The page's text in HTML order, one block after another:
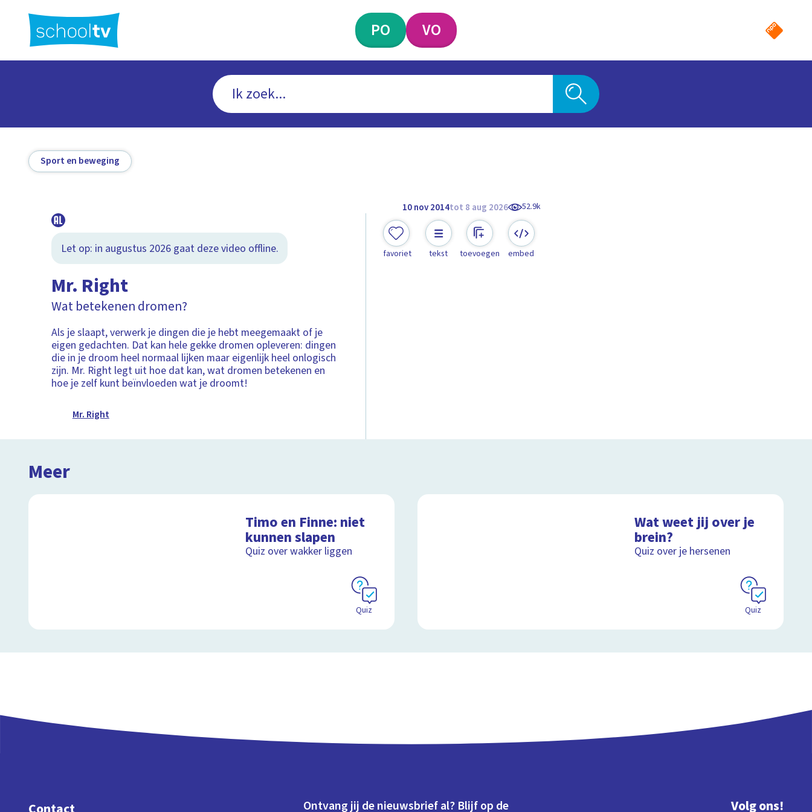
hoofdinhoud
PO VO
Sport en beweging
10 nov 2014tot 8 aug 2026 52.9k
Let op: in augustus 2026 gaat deze video offline.
Mr. Right
Wat betekenen dromen?
Als je slaapt, verwerk je dingen die je hebt meegemaakt of je
eigen gedachten. Dat kan hele gekke dromen opleveren: dingen
die in je droom heel normaal lijken maar eigenlijk heel onlogisch
zijn. Mr. Right legt uit hoe dat kan, wat dromen betekenen en
hoe je zelf kunt beïnvloeden wat je droomt!
Mr. Right
favoriet tekst toevoegen embed
Meer
Timo en Finne: niet
kunnen slapen
Quiz over wakker liggen
Quiz
Wat weet jij over je
brein?
Quiz over je hersenen
Quiz
Ontvang jij de nieuwsbrief al? Blijf op de
Volg ons!